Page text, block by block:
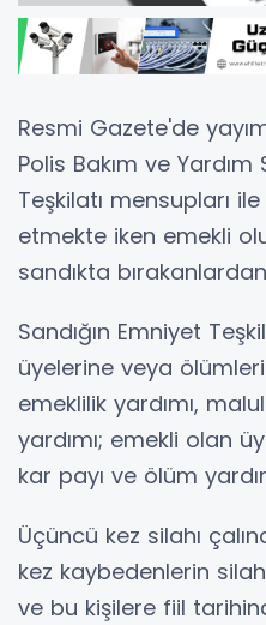
Resmi Gazete'de
Polis Bakım ve Yardım
Teşkilatı mensupları
etmekte iken emekli
sandıkta
Sandığın Emniyet
üyelerine veya
emeklilik yardımı,
yardımı; emekli olan
kar payı ve ölüm
Üçüncü kez silahı
kez kaybedenlerin
ve bu kişilere fiil